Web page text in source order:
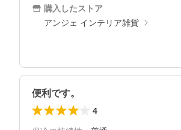
購入したストア
アンジェ インテリア雑貨
便利です。
4